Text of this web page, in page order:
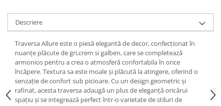
Descriere
Traversa Allure este o piesă elegantă de decor, confecționat în
nuanțe plăcute de gri,crem si galben, care se completează
armonios pentru a crea o atmosferă confortabila în orice
încăpere. Textura sa este moale și plăcută la atingere, oferind o
senzație de confort sub picioare. Cu un design geometric și
rafinat, acesta traversa adaugă un plus de eleganță oricărui
spațiu și se integrează perfect într-o varietate de stiluri de